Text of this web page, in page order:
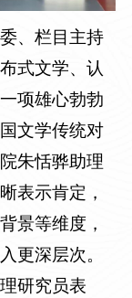
、栏目主持
式文学、认
项雄心勃勃
文学传统对
朱恬骅助理
表示肯定，
景等维度，
更深层次。
研究员表